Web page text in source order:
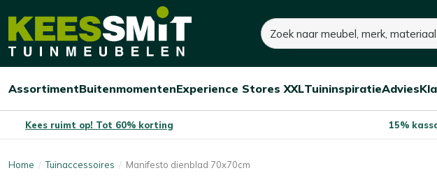
Kees
Tuinmeubelen
Zoeken
Open/sluit
Assortiment
Open/sluit
Buitenmomenten
Open/sluit
Experience Stores XXL
Open/sluit
Tuininspiratie
Open/
Advies
Kees ruimt op! Tot 60% korting 15%
Home Tuinaccessoires Manifesto dienblad 70x70cm
65,- 80,-
Je bespaart:15,- (-19%)